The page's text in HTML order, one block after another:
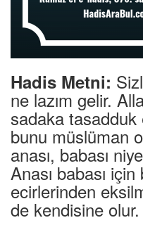
Hadis Metni:
ne lazım gelir.
sadaka
bunu müslüman
anası, babası
Anası babası
ecirlerinden
de kendisine olur.